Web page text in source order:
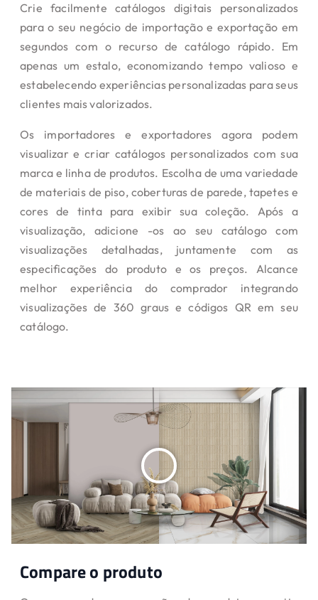
Crie facilmente catálogos digitais personalizados
para o seu negócio de importação e exportação em
segundos com o recurso de catálogo rápido. Em
apenas um estalo, economizando tempo valioso e
estabelecendo experiências personalizadas para seus
clientes mais valorizados.
Os importadores e exportadores agora podem
visualizar e criar catálogos personalizados com sua
marca e linha de produtos. Escolha de uma variedade
de materiais de piso, coberturas de parede, tapetes e
cores de tinta para exibir sua coleção. Após a
visualização, adicione -os ao seu catálogo com
visualizações detalhadas, juntamente com as
especificações do produto e os preços. Alcance
melhor experiência do comprador integrando
visualizações de 360 ​​graus e códigos QR em seu
catálogo.
Compare o produto